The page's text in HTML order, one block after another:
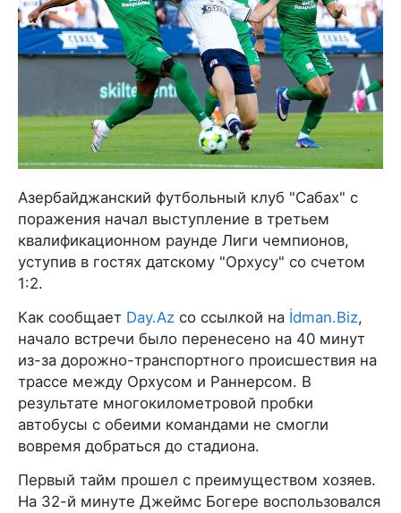
Азербайджанский футбольный клуб "Сабах" с
поражения начал выступление в третьем
квалификационном раунде Лиги чемпионов,
уступив в гостях датскому "Орхусу" со счетом
1:2.
Как сообщает Day.Az со ссылкой на İdman.Biz,
начало встречи было перенесено на 40 минут
из-за дорожно-транспортного происшествия на
трассе между Орхусом и Раннерсом. В
результате многокилометровой пробки
автобусы с обеими командами не смогли
вовремя добраться до стадиона.
Первый тайм прошел с преимуществом хозяев.
На 32-й минуте Джеймс Богере воспользовался